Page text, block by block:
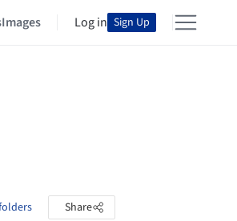
Images Log in Sign Up
Share